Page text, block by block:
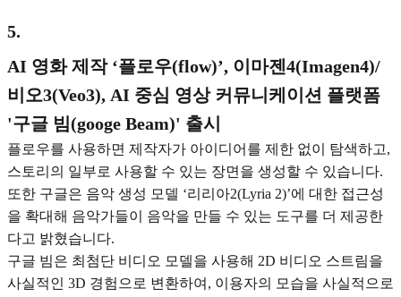
5.
AI 영화 제작 ‘플로우(flow)’, 이마젠4(Imagen4)/
비오3(Veo3), AI 중심 영상 커뮤니케이션 플랫폼
'구글 빔(googe Beam)' 출시
플로우를 사용하면 제작자가 아이디어를 제한 없이 탐색하고,
스토리의 일부로 사용할 수 있는 장면을 생성할 수 있습니다.
또한 구글은 음악 생성 모델 ‘리리아2(Lyria 2)’에 대한 접근성
을 확대해 음악가들이 음악을 만들 수 있는 도구를 더 제공한
다고 밝혔습니다.
구글 빔은 최첨단 비디오 모델을 사용해 2D 비디오 스트림을
사실적인 3D 경험으로 변환하여, 이용자의 모습을 사실적으로